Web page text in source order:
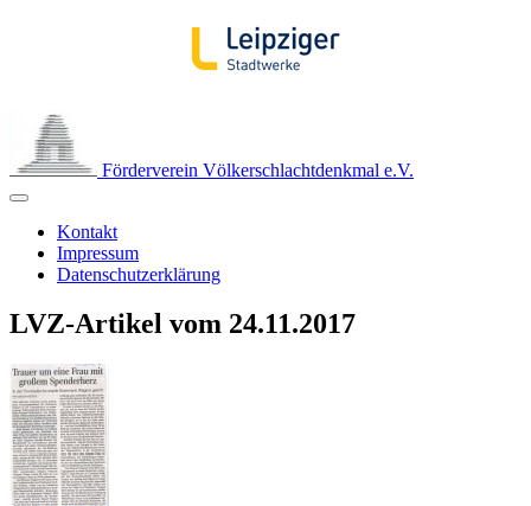
Förderverein Völkerschlachtdenkmal e.V.
Kontakt
Impressum
Datenschutzerklärung
LVZ-Artikel vom 24.11.2017